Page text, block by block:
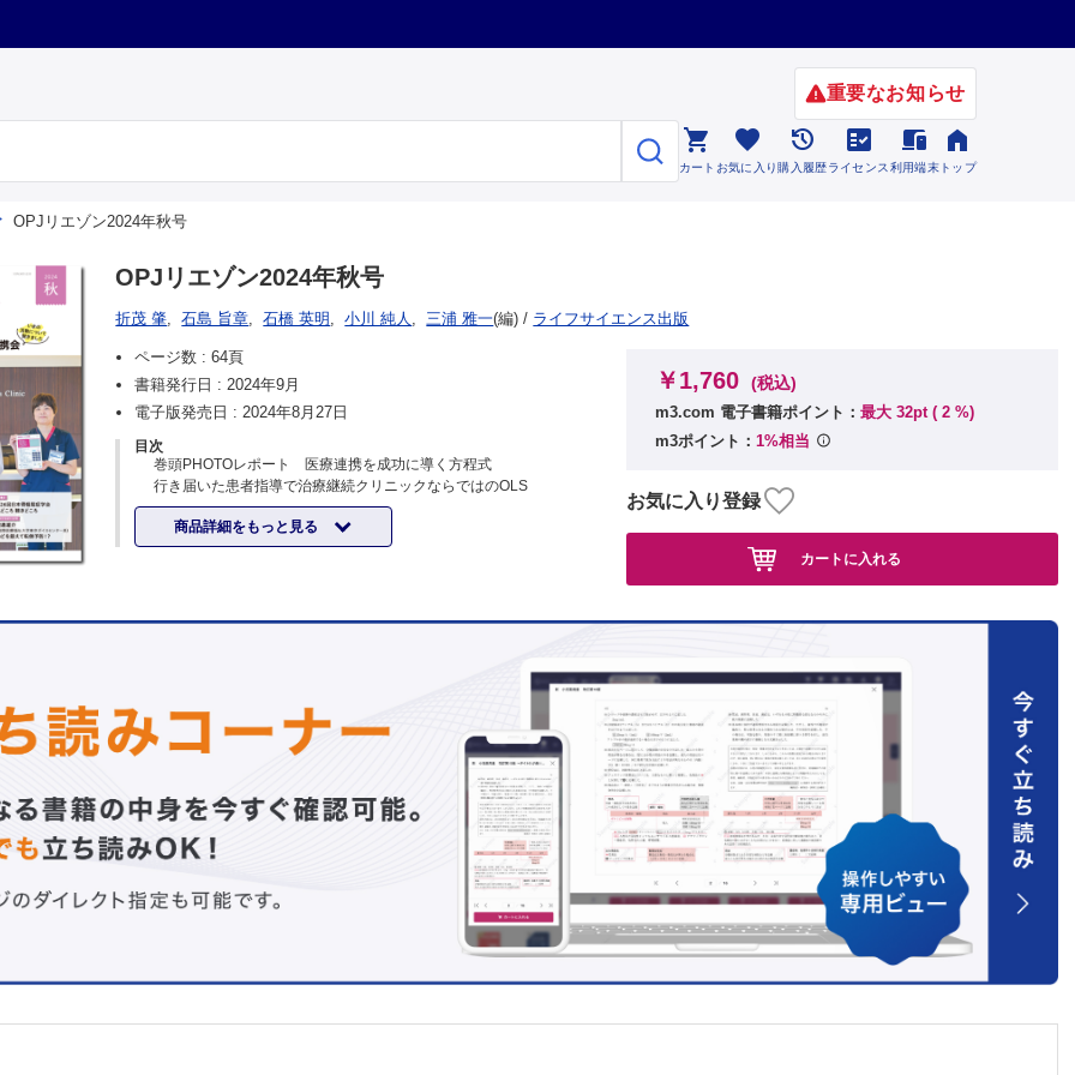
重要なお知らせ

カート

お気に入り

購入履歴

ライセンス

利用端末

トップ
OPJリエゾン2024年秋号
OPJリエゾン2024年秋号
折茂 肇,石島 旨章,石橋 英明 ,小川 純人 ,三浦 雅一(編) / ライフサイエンス出版
ページ数 :64頁
書籍発行日 :2024年9月
電子版発売日 :2024年8月27日
目次
巻頭PHOTOレポート 医療連携を成功に導く方程式
行き届いた患者指導で治療継続クリニックならではのOLS
北千葉整形外科 美浜クリニック（千葉県千葉市）
キーパーソン本音トーク
特集1 骨粗鬆症マネージャー連携会 いまの活動について聞きま
人生100年時代に知っておきたい のどを鍛えて転倒予防！？
TOPIC
日本老年医学会 記者会見
高齢者の診療やケアに関するガイドライン、高齢者の定義について
REPORT
運動器看護における多職種連携
聞きたい、知りたいリエゾンサービスのモチベーション［第4回］
ゲスト：河野 拓夢さん（東京蒲田病院）◎栗田 慎也
運動器疾患に使われる漢方薬◎劉 園英
がんエクササイズの効果◎五木田 茶舞
商品詳細をもっと見る
￥1,760 (税込)
m3.com 電子書籍ポイント： 最大 32pt ( 2 %)
m3ポイント： 1%相当
お気に入り登録
カートに入れる